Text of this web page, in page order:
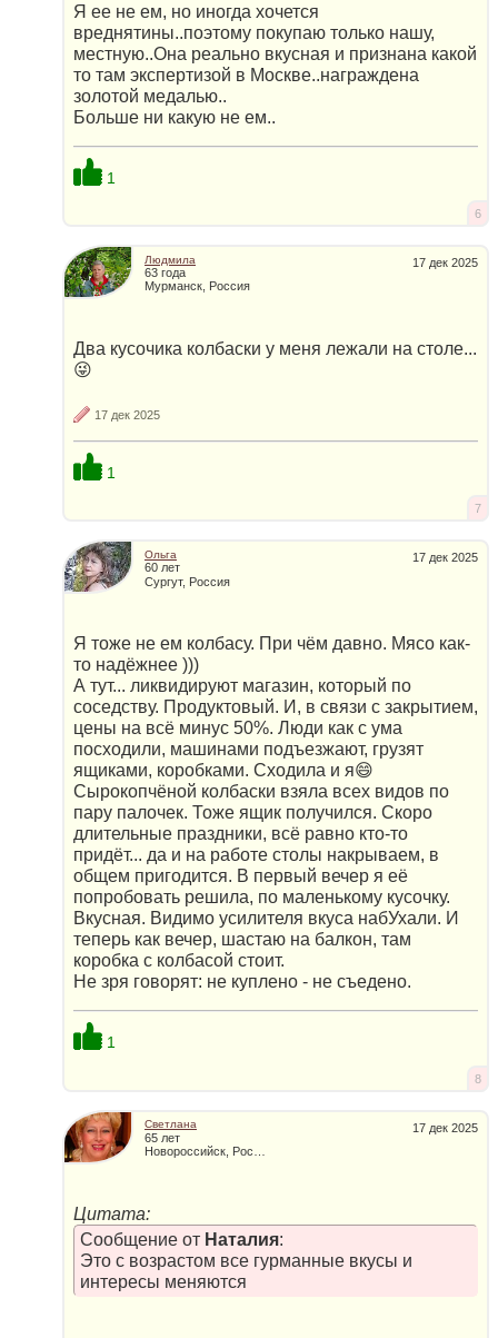
Я ее не ем, но иногда хочется
вреднятины..поэтому покупаю только нашу,
местную..Она реально вкусная и признана какой
то там экспертизой в Москве..награждена
золотой медалью..
Больше ни какую не ем..
1
6
17 дек 2025
Людмила
63 года
Мурманск, Россия
Два кусочика колбаски у меня лежали на столе...
😜
17 дек 2025
1
7
17 дек 2025
Ольга
60 лет
Сургут, Россия
Я тоже не ем колбасу. При чём давно. Мясо как-
то надёжнее )))
А тут... ликвидируют магазин, который по
соседству. Продуктовый. И, в связи с закрытием,
цены на всё минус 50%. Люди как с ума
посходили, машинами подъезжают, грузят
ящиками, коробками. Сходила и я😄
Сырокопчёной колбаски взяла всех видов по
пару палочек. Тоже ящик получился. Скоро
длительные праздники, всё равно кто-то
придёт... да и на работе столы накрываем, в
общем пригодится. В первый вечер я её
попробовать решила, по маленькому кусочку.
Вкусная. Видимо усилителя вкуса набУхали. И
теперь как вечер, шастаю на балкон, там
коробка с колбасой стоит.
Не зря говорят: не куплено - не съедено.
1
8
17 дек 2025
Светлана
65 лет
Цитата:
Сообщение от Наталия:
Это с возрастом все гурманные вкусы и
интересы меняются